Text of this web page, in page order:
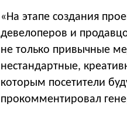
«На этапе создания
девелоперов и
не только привычные
нестандартные,
которым посетители
прокомментировал